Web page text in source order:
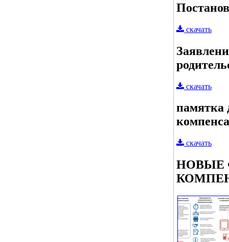
скачать
скачать
памятка
скачать
НОВЫЕ